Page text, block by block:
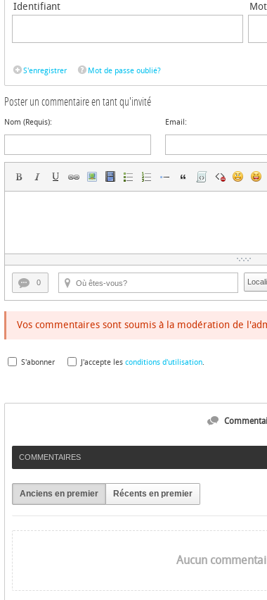
Identifiant
S'enregistrer Mot de passe oublié?
Poster un commentaire en tant qu'invité
Nom (Requis): Email:
0
Vos commentaires sont soumis à la modération de
S'abonner J'accepte les conditions d'utilisation.
COMMENTAIRES
Anciens en premier Récents en premier
Aucun